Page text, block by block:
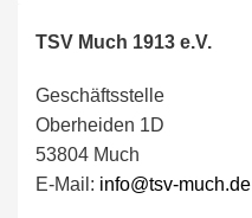
TSV Much 1913 e.V.
Geschäftsstelle
Oberheiden 1D
53804 Much
E-Mail: info@tsv-much.de